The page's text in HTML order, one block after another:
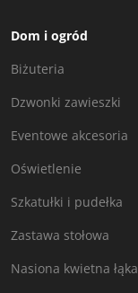
Dom i ogród
Biżuteria
Dzwonki zawieszki
Eventowe akcesoria
Oświetlenie
Szkatułki i pudełka
Zastawa stołowa
Nasiona kwietna łąka